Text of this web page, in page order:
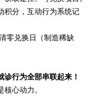
积分，互动行为系统记
零兑换日（制造稀缺
行为全部串联起来！
心动力。